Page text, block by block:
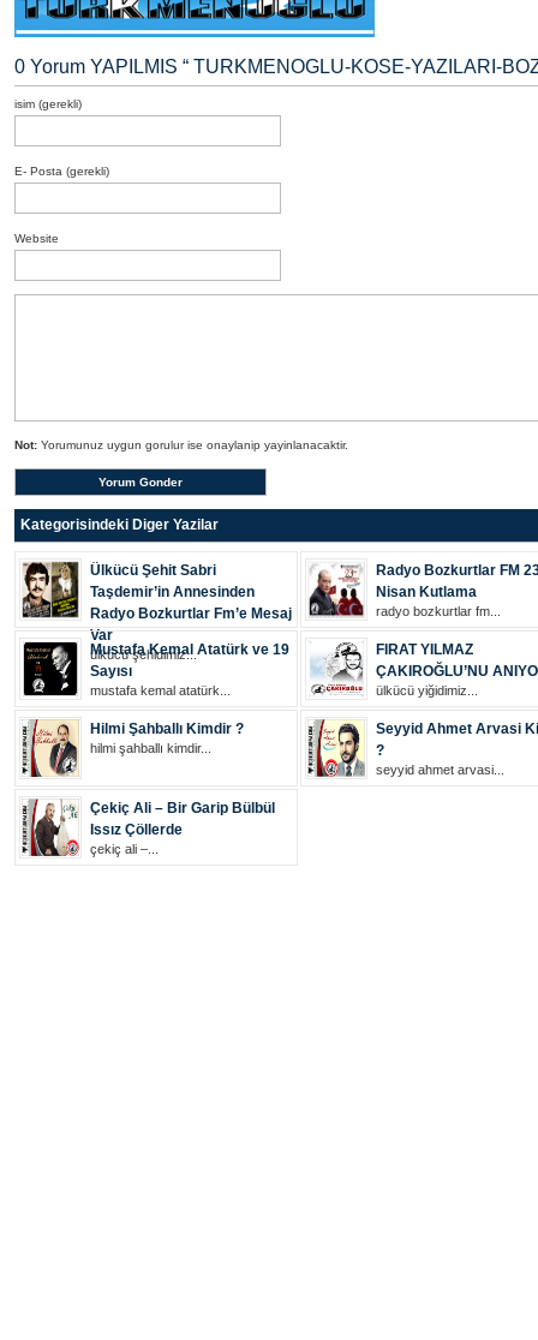
0 Yorum YAPILMIS “ TURKMENOGLU-KOSE-YAZILARI-
isim (gerekli)
E- Posta (gerekli)
Website
Not: Yorumunuz uygun gorulur ise onaylanip yayinlanacaktir.
Kategorisindeki Diger Yazilar
Ülkücü Şehit Sabri
Taşdemir’in Annesinden
Radyo Bozkurtlar Fm’e Mesaj
Var
ülkücü şehi̇di̇mi̇z...
Radyo Bozkurtlar FM
Nisan Kutlama
radyo bozkurtlar fm...
Mustafa Kemal Atatürk ve 19
Sayısı
mustafa kemal atatürk...
FIRAT YILMAZ
ÇAKIROĞLU’NU
ülkücü yiğidimiz...
Hilmi Şahballı Kimdir ?
hilmi şahballı kimdir...
Seyyid Ahmet Arvasi
?
seyyid ahmet arvasi...
Çekiç Ali – Bir Garip Bülbül
Issız Çöllerde
çekiç ali –...